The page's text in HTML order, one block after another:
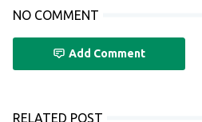
NO COMMENT
Add Comment
RELATED POST